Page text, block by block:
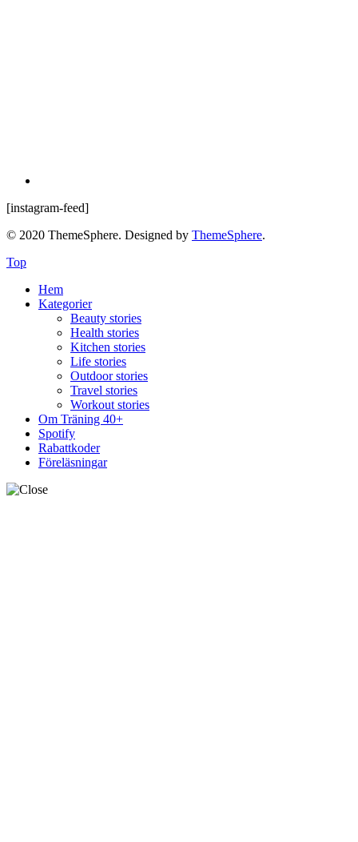
[instagram-feed]
© 2020 ThemeSphere. Designed by ThemeSphere.
Top
Hem
Kategorier
Beauty stories
Health stories
Kitchen stories
Life stories
Outdoor stories
Travel stories
Workout stories
Om Träning 40+
Spotify
Rabattkoder
Föreläsningar